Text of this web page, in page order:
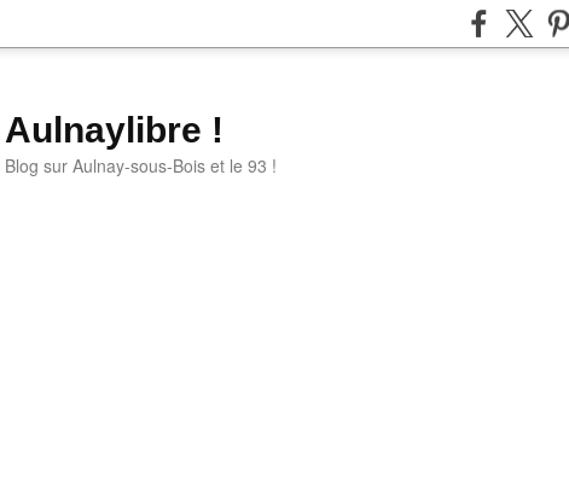
Aulnaylibre !
Blog sur Aulnay-sous-Bois et le 93 !